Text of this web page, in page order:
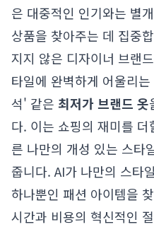
은 대중적인 인기와는 별
상품을 찾아주는 데 집중
지지 않은 디자이너 브랜
타일에 완벽하게 어울리
석' 같은 최저가 브랜드 옷
다. 이는 쇼핑의 재미를
른 나만의 개성 있는 스타
줍니다. AI가 나만의 스타
하나뿐인 패션 아이템을
시간과 비용의 혁신적인